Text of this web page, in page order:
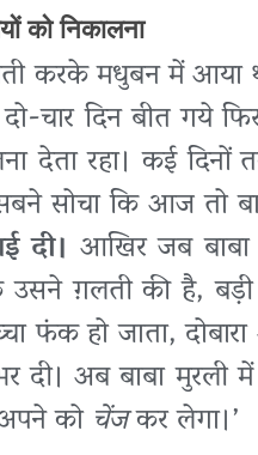
को निकालना
करके मधुबन में आया
चार दिन बीत गये
देता रहा। कई
सोचा कि आज तो
दी। आखिर जब
उसने ग़लती की है,
फंक हो जाता,
दी। अब बाबा मुरली
कोचेंजकर लेगा।’